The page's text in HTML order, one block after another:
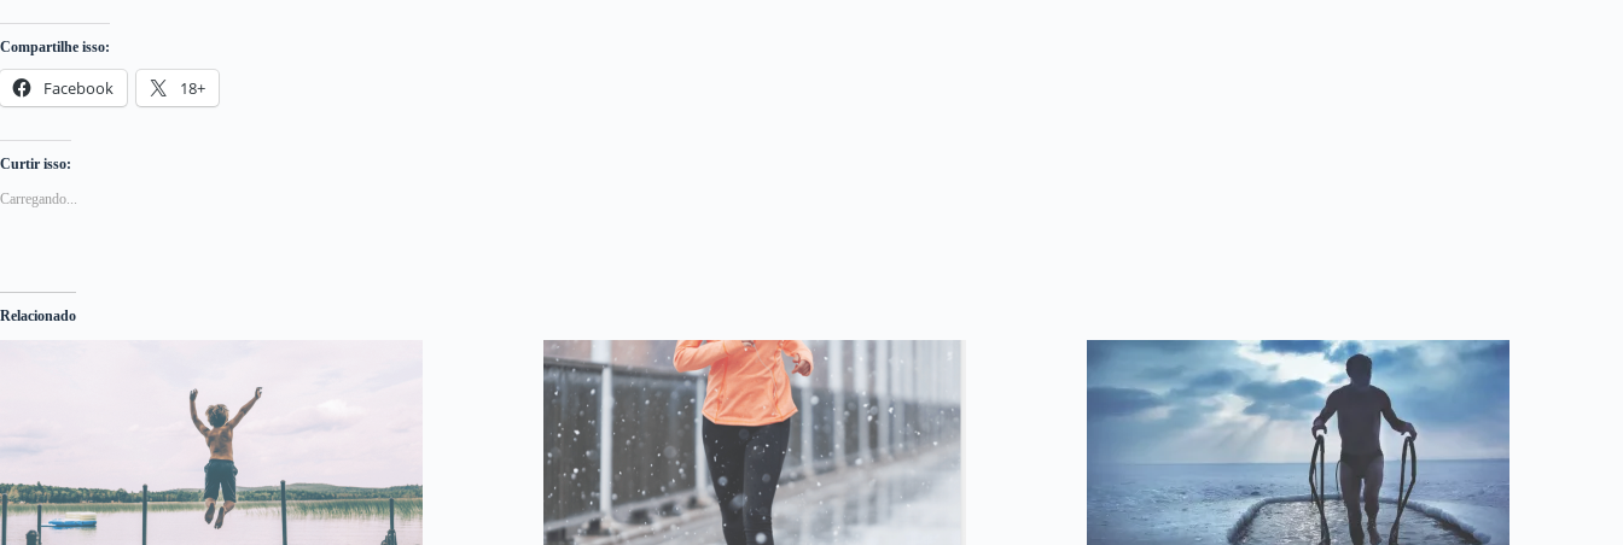
Compartilhe isso:
Facebook 18+
Curtir isso:
Carregando...
Relacionado